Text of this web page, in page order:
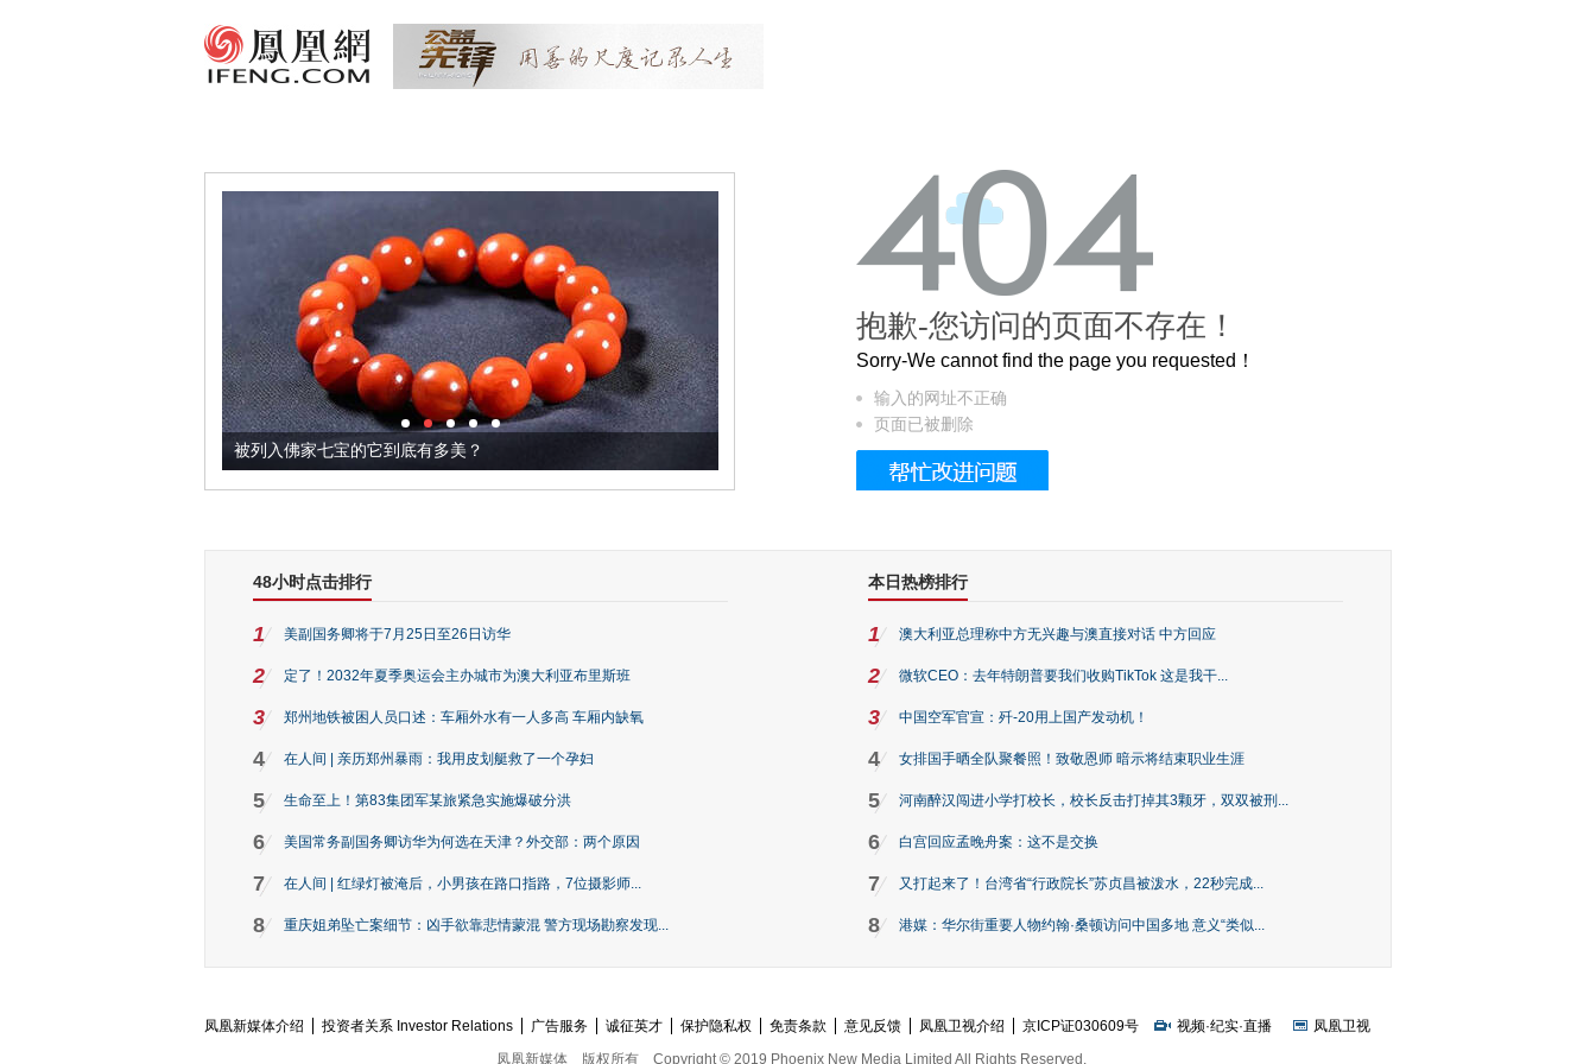
被列入佛家七宝的它到底有多美？ 这个3.2米的长卷，还原了600岁的紫禁城
抱歉-您访问的页面不存在！
Sorry-We cannot find the page you requested！
输入的网址不正确
页面已被删除
48小时点击排行
1 美副国务卿将于7月25日至26日访华
2 定了！2032年夏季奥运会主办城市为澳大利亚布里斯班
3 郑州地铁被困人员口述：车厢外水有一人多高 车厢内缺氧
4 在人间 | 亲历郑州暴雨：我用皮划艇救了一个孕妇
5 生命至上！第83集团军某旅紧急实施爆破分洪
6 美国常务副国务卿访华为何选在天津？外交部：两个原因
7 在人间 | 红绿灯被淹后，小男孩在路口指路，7位摄影师...
8 重庆姐弟坠亡案细节：凶手欲靠悲情蒙混 警方现场勘察发现...
本日热榜排行
1 澳大利亚总理称中方无兴趣与澳直接对话 中方回应
2 微软CEO：去年特朗普要我们收购TikTok 这是我干...
3 中国空军官宣：歼-20用上国产发动机！
4 女排国手晒全队聚餐照！致敬恩师 暗示将结束职业生涯
5 河南醉汉闯进小学打校长，校长反击打掉其3颗牙，双双被刑...
6 白宫回应孟晚舟案：这不是交换
7 又打起来了！台湾省“行政院长”苏贞昌被泼水，22秒完成...
8 港媒：华尔街重要人物约翰·桑顿访问中国多地 意义“类似...
凤凰新媒体介绍 投资者关系 Investor Relations 广告服务 诚征英才 保护隐私权 免责条款 意见反馈 凤凰卫视介绍 京ICP证030609号 视频·纪实·直播
凤凰卫视
凤凰新媒体
版权所有 Copyright © 2019 Phoenix New Media Limited All Rights Reserved.